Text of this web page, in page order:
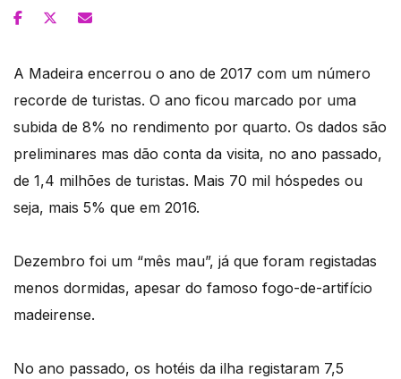
A Madeira encerrou o ano de 2017 com um número
recorde de turistas. O ano ficou marcado por uma
subida de 8% no rendimento por quarto. Os dados são
preliminares mas dão conta da visita, no ano passado,
de 1,4 milhões de turistas. Mais 70 mil hóspedes ou
seja, mais 5% que em 2016.
Dezembro foi um “mês mau”, já que foram registadas
menos dormidas, apesar do famoso fogo-de-artifício
madeirense.
No ano passado, os hotéis da ilha registaram 7,5